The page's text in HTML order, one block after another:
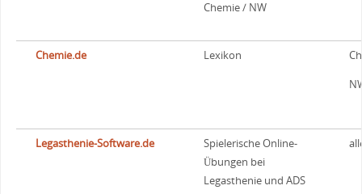
Chemie / NW
Chemie.de Lexikon Ch
Legasthenie-Software.de
Spielerische Online-
Übungen bei
Legasthenie und ADS